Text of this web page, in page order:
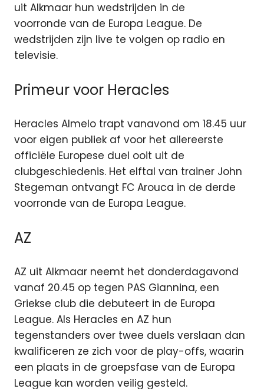
uit Alkmaar hun wedstrijden in de
voorronde van de Europa League. De
wedstrijden zijn live te volgen op radio en
televisie.
Primeur voor Heracles
Heracles Almelo trapt vanavond om 18.45 uur
voor eigen publiek af voor het allereerste
officiële Europese duel ooit uit de
clubgeschiedenis. Het elftal van trainer John
Stegeman ontvangt FC Arouca in de derde
voorronde van de Europa League.
AZ
AZ uit Alkmaar neemt het donderdagavond
vanaf 20.45 op tegen PAS Giannina, een
Griekse club die debuteert in de Europa
League. Als Heracles en AZ hun
tegenstanders over twee duels verslaan dan
kwalificeren ze zich voor de play-offs, waarin
een plaats in de groepsfase van de Europa
League kan worden veilig gesteld.